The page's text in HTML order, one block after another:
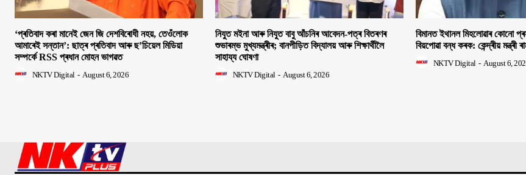
‘প্ৰতিবাদ কৰা মানেই জেন জি দেশবিৰোধী নহয়, তেওঁলোক
আমাৰেই সন্তান’: ছাত্ৰ প্ৰতিবাদ আৰু ছ’চিয়েল মিডিয়া
সম্পৰ্কে RSS প্ৰধান মোহন ভাগৱত
NKTV Digital - August 6, 2026
নিযুত মইনা আৰু নিযুত বাবু আঁচনিৰ আবেদন-পত্ৰ বিতৰণৰ
শুভাৰম্ভ মুখ্যমন্ত্ৰীৰ; বানপীড়িত বিদ্যালয় আৰু শিক্ষাৰ্থীলৈ
সাহায্য ঘোষণা
NKTV Digital - August 6, 2026
বিমানত ইথানল মিহলোৱাৰ কোনো
বিয়পোৱা বন্ধ কৰক: কেন্দ্ৰীয় মন্ত্ৰী
NKTV Digital - August 6,